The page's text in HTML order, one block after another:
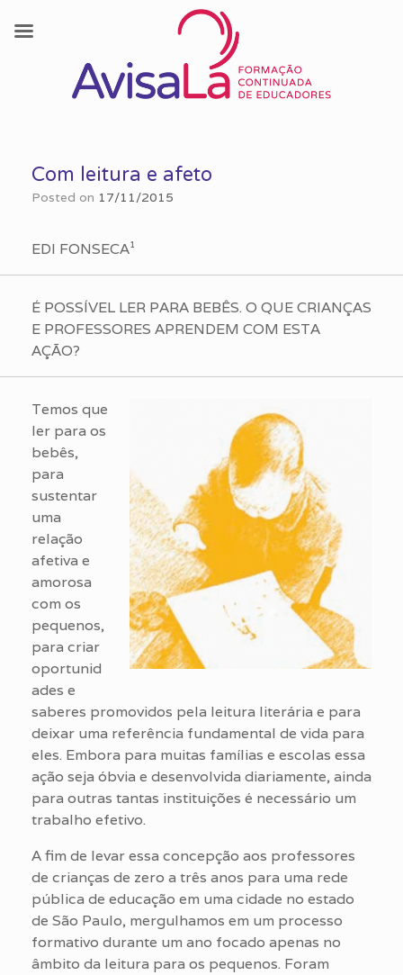
contentCom leitura e afeto
Posted on 17/11/2015
EDI FONSECA¹
É POSSÍVEL LER PARA BEBÊS. O QUE CRIANÇAS
E PROFESSORES APRENDEM COM ESTA
AÇÃO?
Temos que
ler para os
bebês,
para
sustentar
uma
relação
afetiva e
amorosa
com os
pequenos,
para criar
oportunid
ades e
saberes promovidos pela leitura literária e para
deixar uma referência fundamental de vida para
eles. Embora para muitas famílias e escolas essa
ação seja óbvia e desenvolvida diariamente, ainda
para outras tantas instituições é necessário um
trabalho efetivo.
A fim de levar essa concepção aos professores
de crianças de zero a três anos para uma rede
pública de educação em uma cidade no estado
de São Paulo, mergulhamos em um processo
formativo durante um ano focado apenas no
âmbito da leitura para os pequenos. Foram